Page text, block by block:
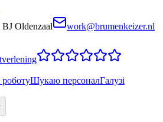
BJ Oldenzaal
work@brumenkeizer.nl
Шукаю персоналГалузі